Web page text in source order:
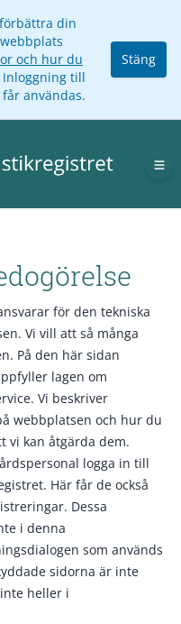
din
och hur du
Inloggning till
användas.
Stäng
för den tekniska
Vi vill att så många
På den här sidan
lagen om
Vi beskriver
webbplatsen och hur du
vi kan åtgärda dem.
logga in till
Här får de också
Dessa
i denna
som används
sidorna är inte
heller i